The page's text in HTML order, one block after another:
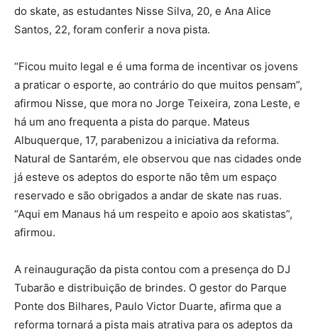
do skate, as estudantes Nisse Silva, 20, e Ana Alice
Santos, 22, foram conferir a nova pista.
“Ficou muito legal e é uma forma de incentivar os jovens
a praticar o esporte, ao contrário do que muitos pensam”,
afirmou Nisse, que mora no Jorge Teixeira, zona Leste, e
há um ano frequenta a pista do parque. Mateus
Albuquerque, 17, parabenizou a iniciativa da reforma.
Natural de Santarém, ele observou que nas cidades onde
já esteve os adeptos do esporte não têm um espaço
reservado e são obrigados a andar de skate nas ruas.
“Aqui em Manaus há um respeito e apoio aos skatistas”,
afirmou.
A reinauguração da pista contou com a presença do DJ
Tubarão e distribuição de brindes. O gestor do Parque
Ponte dos Bilhares, Paulo Victor Duarte, afirma que a
reforma tornará a pista mais atrativa para os adeptos da